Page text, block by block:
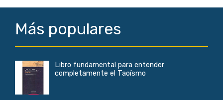
Más populares
Libro fundamental para entender
completamente el Taoísmo